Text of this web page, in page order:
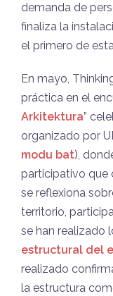
demanda de
finaliza la
el primero de
En mayo,
práctica en el
Arkitektura”
organizado por
modu bat),
participativo que
se reflexiona
territorio,
se han realizado
estructural del
realizado
la estructura